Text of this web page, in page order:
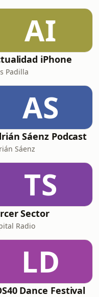
AI
iPhone
Padilla
AS
Sáenz Podcast
Sáenz
TS
Sector
Radio
LD
Dance Festival